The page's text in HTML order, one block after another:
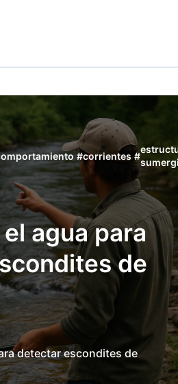
#corrientes #
agua para
de
detectar escondites de